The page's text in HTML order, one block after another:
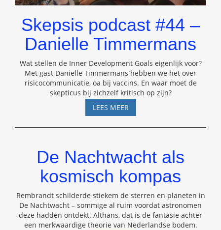
Skepsis podcast #44 –
Danielle Timmermans
Wat stellen de Inner Development Goals eigenlijk voor?
Met gast Danielle Timmermans hebben we het over
risicocommunicatie, oa bij vaccins. En waar moet de
skepticus bij zichzelf kritisch op zijn?
LEES MEERSKEPSIS
PODCAST
#44
TIMMERMANS
De Nachtwacht als
kosmisch kompas
Rembrandt schilderde stiekem de sterren en planeten in
De Nachtwacht – sommige al ruim voordat astronomen
deze hadden ontdekt. Althans, dat is de fantasie achter
een merkwaardige theorie van Nederlandse bodem.